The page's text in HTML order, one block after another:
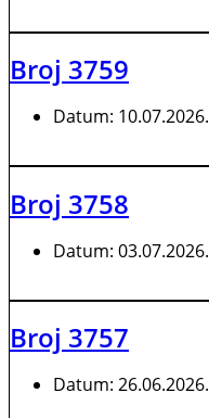
Broj 3759
Datum: 10.07.2026.
Broj 3758
Datum: 03.07.2026.
Broj 3757
Datum: 26.06.2026.